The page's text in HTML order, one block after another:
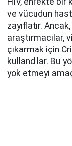
ve vücudun
zayıflatır.
araştırmacılar,
çıkarmak için
kullandılar. Bu
yok etmeyi